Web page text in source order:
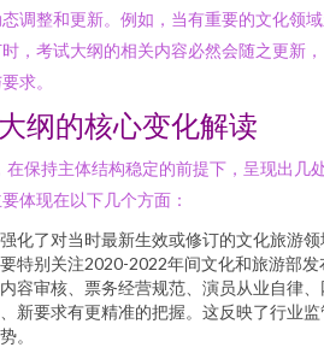
调整和更新。例如，当有重要的文化领
，考试大纲的相关内容必然会随之更新
求。
纲的核心变化解读
保持主体结构稳定的前提下，呈现出几
体现在以下几个方面：
强化了对当时最新生效或修订的文化旅游
特别关注2020-2022年间文化和旅游部发
容审核、票务经营规范、演员从业自律、
新要求有更精准的把握。这反映了行业监
。